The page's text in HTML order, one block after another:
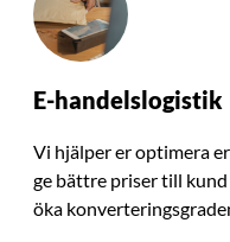
E-handelslogistik
Vi hjälper er optimera
ge bättre priser till
öka